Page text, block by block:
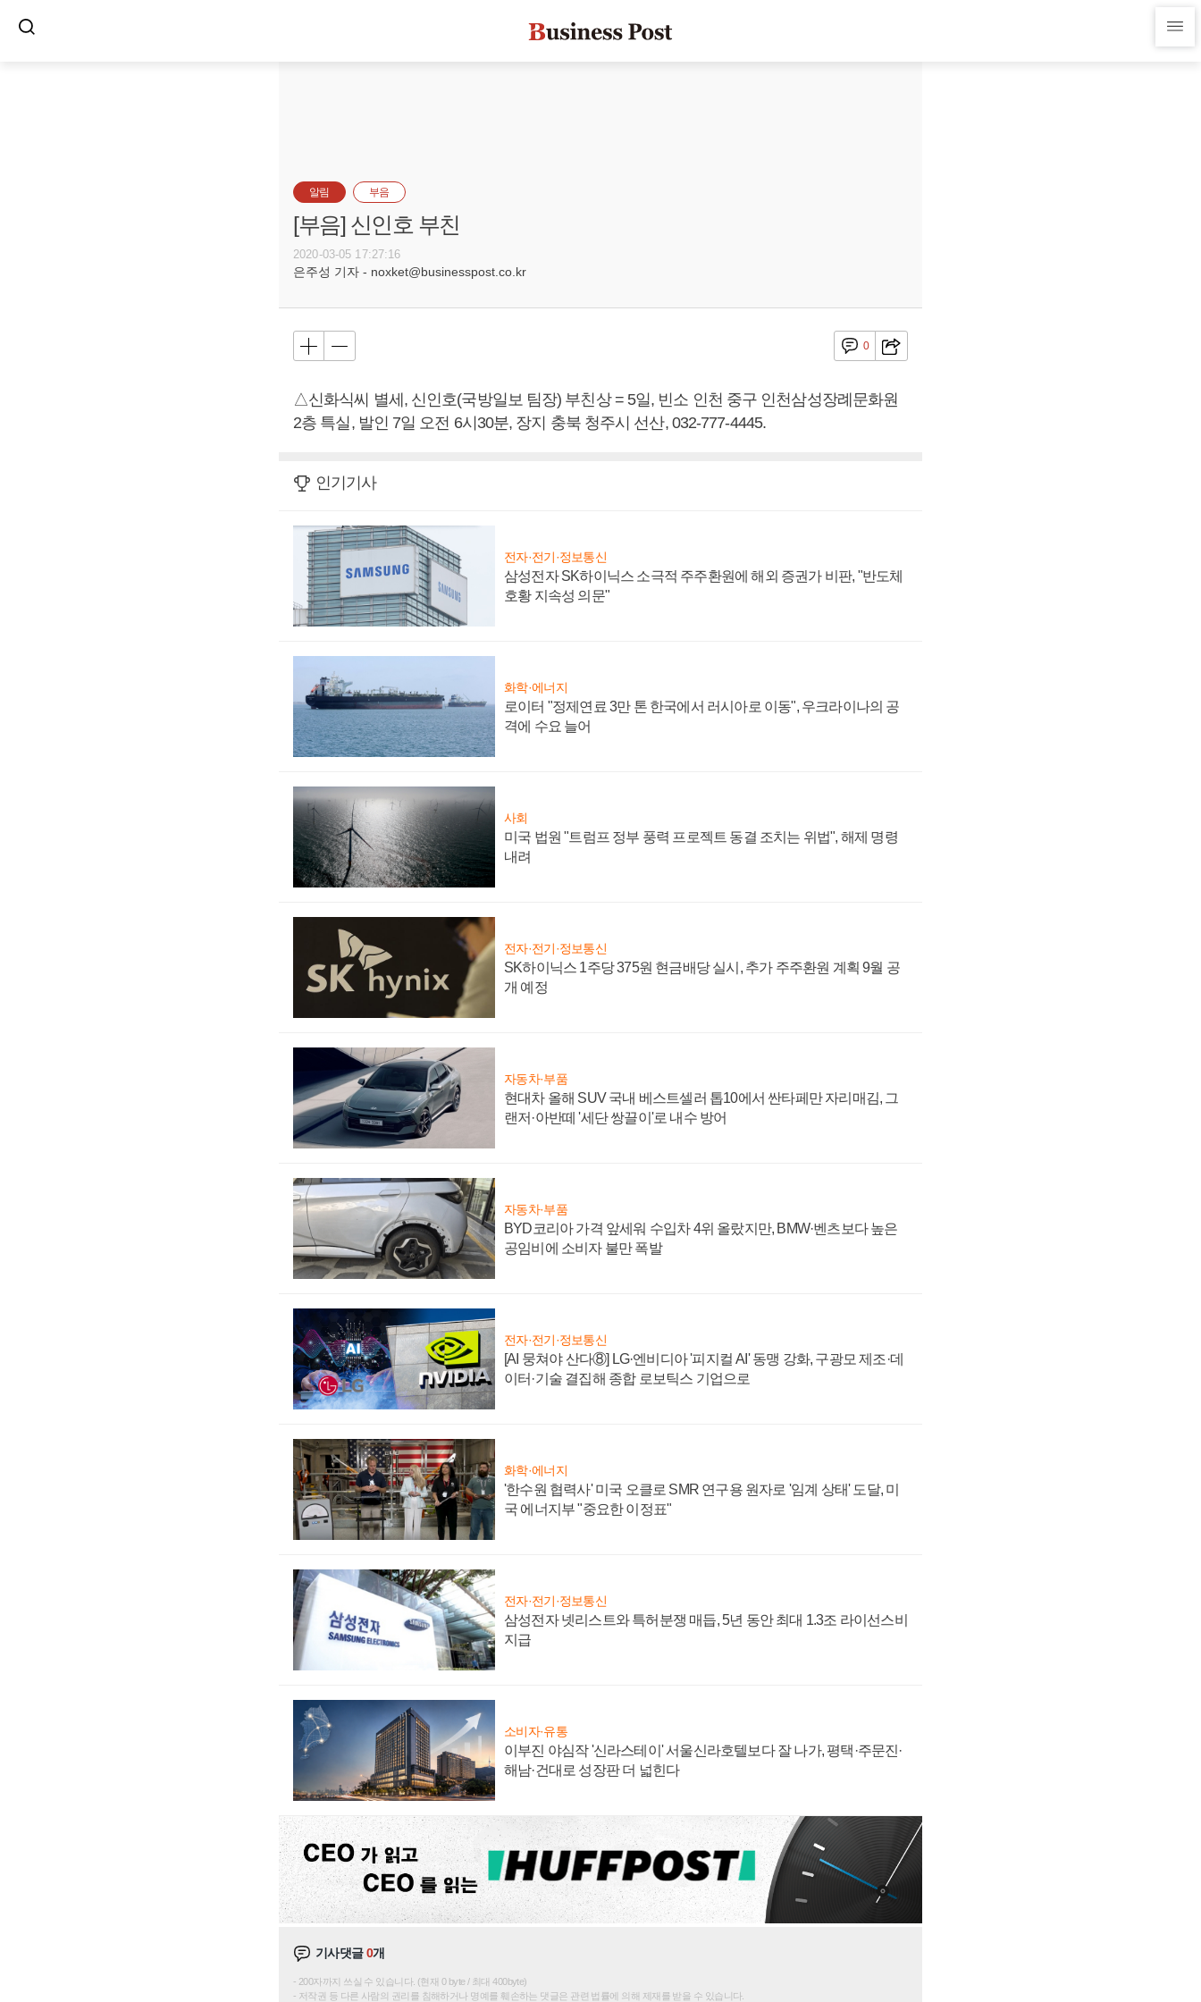
알림 부음
[부음] 신인호 부친
2020-03-05 17:27:16
은주성 기자 - noxket@businesspost.co.kr
0
△신화식씨 별세, 신인호(국방일보 팀장) 부친상 = 5일, 빈소 인천 중구 인천삼성장례문화원
2층 특실, 발인 7일 오전 6시30분, 장지 충북 청주시 선산, 032-777-4445.
인기기사
전자·전기·정보통신
삼성전자 SK하이닉스 소극적 주주환원에 해외 증권가 비판, "반도체
호황 지속성 의문"
화학·에너지
로이터 "정제연료 3만 톤 한국에서 러시아로 이동", 우크라이나의 공
격에 수요 늘어
사회
미국 법원 "트럼프 정부 풍력 프로젝트 동결 조치는 위법", 해제 명령
내려
전자·전기·정보통신
SK하이닉스 1주당 375원 현금배당 실시, 추가 주주환원 계획 9월 공
개 예정
자동차·부품
현대차 올해 SUV 국내 베스트셀러 톱10에서 싼타페만 자리매김, 그
랜저·아반떼 '세단 쌍끌이'로 내수 방어
자동차·부품
BYD코리아 가격 앞세워 수입차 4위 올랐지만, BMW·벤츠보다 높은
공임비에 소비자 불만 폭발
전자·전기·정보통신
[AI 뭉쳐야 산다⑧] LG·엔비디아 '피지컬 AI' 동맹 강화, 구광모 제조·데
이터·기술 결집해 종합 로보틱스 기업으로
화학·에너지
'한수원 협력사' 미국 오클로 SMR 연구용 원자로 '임계 상태' 도달, 미
국 에너지부 "중요한 이정표"
전자·전기·정보통신
삼성전자 넷리스트와 특허분쟁 매듭, 5년 동안 최대 1.3조 라이선스비
지급
소비자·유통
이부진 야심작 '신라스테이' 서울신라호텔보다 잘 나가, 평택·주문진·
해남·건대로 성장판 더 넓힌다
기사댓글0개
200자까지 쓰실 수 있습니다. (현재 0 byte / 최대 400byte)
저작권 등 다른 사람의 권리를 침해하거나 명예를 훼손하는 댓글은 관련 법률에 의해 제재를 받을 수 있습니다.